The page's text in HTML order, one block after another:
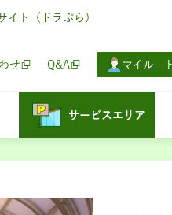
イト （ドラぷら）
せ Q&A マイルー
サービスエリア